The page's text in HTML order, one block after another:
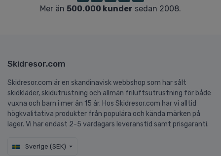
Mer än 500.000 kunder sedan 2008.
Skidresor.com
Skidresor.com är en skandinavisk webbshop som har sålt
skidkläder, skidutrustning och allmän friluftsutrustning för både
vuxna och barn i mer än 15 år. Hos Skidresor.com har vi alltid
högkvalitativa produkter från populära och kända märken på
lager. Vi har endast 2-5 vardagars leveranstid samt prisgaranti.
Sverige (SEK)